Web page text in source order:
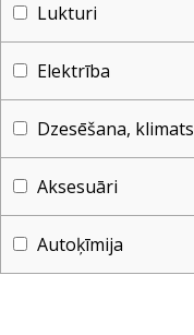
Lukturi
Elektrība
Dzesēšana, klimats
Aksesuāri
Autoķīmija